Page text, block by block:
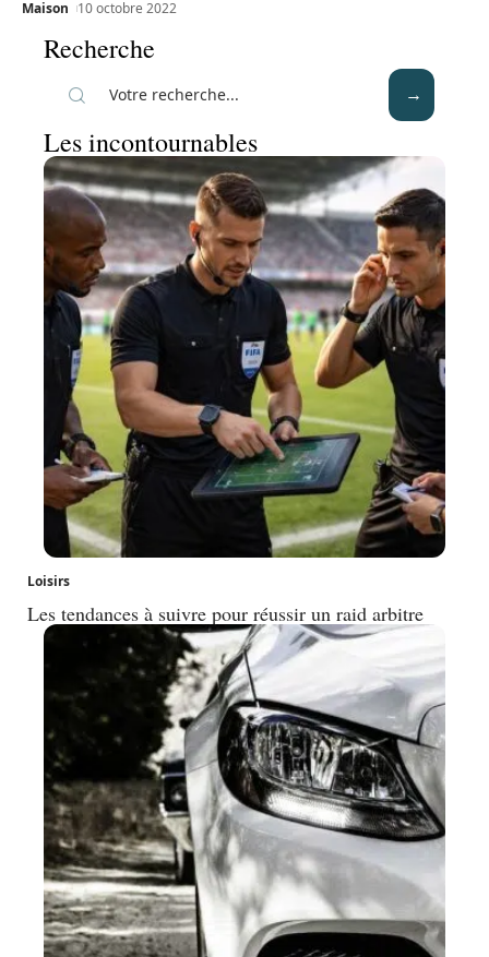
Maison 10 octobre 2022
Recherche
Les incontournables
Loisirs
Les tendances à suivre pour réussir un raid arbitre